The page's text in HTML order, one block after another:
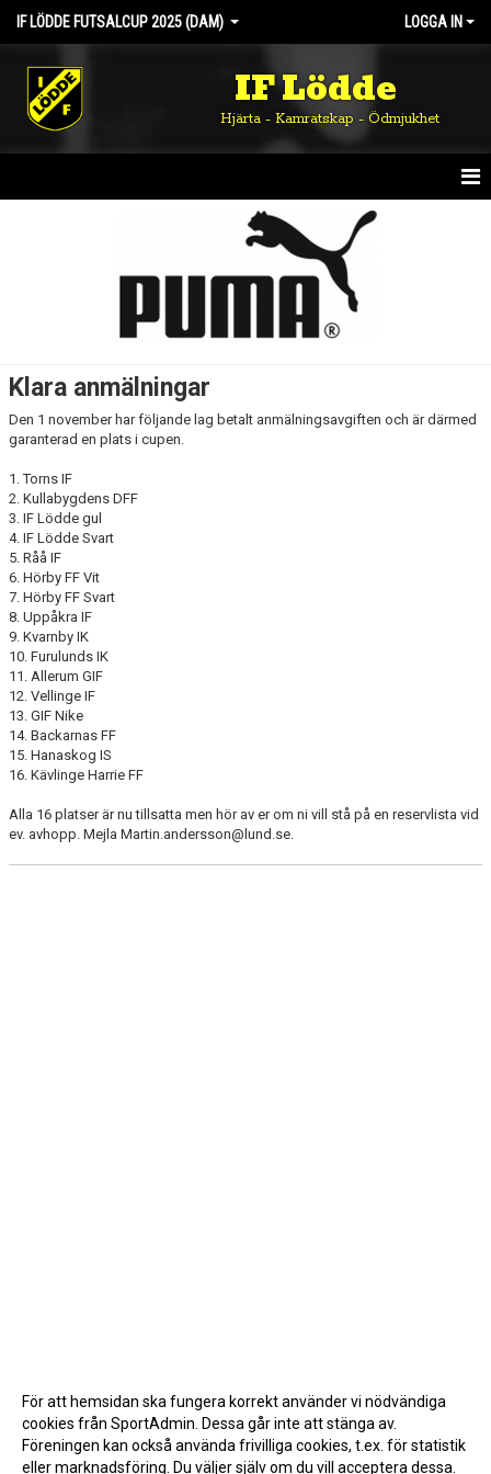
IF LÖDDE FUTSALCUP 2025 (DAM) LOGGA IN
IF Lödde
Hjärta - Kamratskap - Ödmjukhet
SPELSCHEMA - TÄVLINGSBESTÄMMELSER
Klara anmälningar
Den 1 november har följande lag betalt anmälningsavgiften och är därmed
garanterad en plats i cupen.
1. Torns IF
2. Kullabygdens DFF
3. IF Lödde gul
4. IF Lödde Svart
5. Råå IF
6. Hörby FF Vit
7. Hörby FF Svart
8. Uppåkra IF
9. Kvarnby IK
10. Furulunds IK
11. Allerum GIF
12. Vellinge IF
13. GIF Nike
14. Backarnas FF
15. Hanaskog IS
16. Kävlinge Harrie FF
Alla 16 platser är nu tillsatta men hör av er om ni vill stå på en reservlista vid
ev. avhopp. Mejla Martin.andersson@lund.se.
För att hemsidan ska fungera korrekt använder vi nödvändiga
cookies från SportAdmin. Dessa går inte att stänga av.
Föreningen kan också använda frivilliga cookies, t.ex. för statistik
eller marknadsföring. Du väljer själv om du vill acceptera dessa.